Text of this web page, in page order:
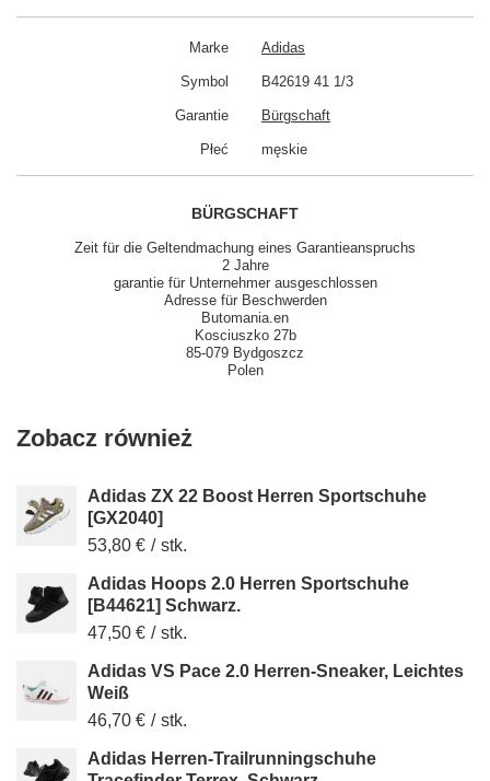
Marke Adidas
Symbol B42619 41 1/3
Garantie Bürgschaft
Płeć męskie
BÜRGSCHAFT
Zeit für die Geltendmachung eines Garantieanspruchs
2 Jahre
garantie für Unternehmer ausgeschlossen
Adresse für Beschwerden
Butomania.en
Kosciuszko 27b
85-079 Bydgoszcz
Polen
Zobacz również
Adidas ZX 22 Boost Herren Sportschuhe
[GX2040]
53,80 € / stk.
Adidas Hoops 2.0 Herren Sportschuhe
[B44621] Schwarz.
47,50 € / stk.
Adidas VS Pace 2.0 Herren-Sneaker, Leichtes
Weiß
46,70 € / stk.
Adidas Herren-Trailrunningschuhe